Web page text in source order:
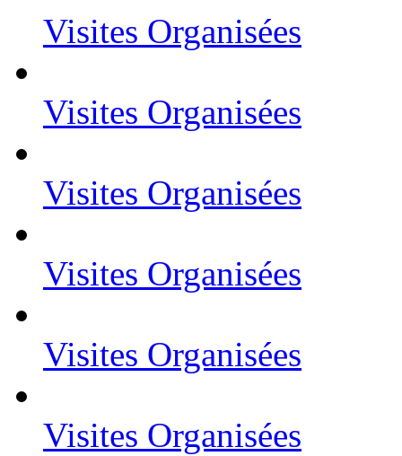
Visites Organisées
Visites Organisées
Visites Organisées
Visites Organisées
Visites Organisées
Visites Organisées